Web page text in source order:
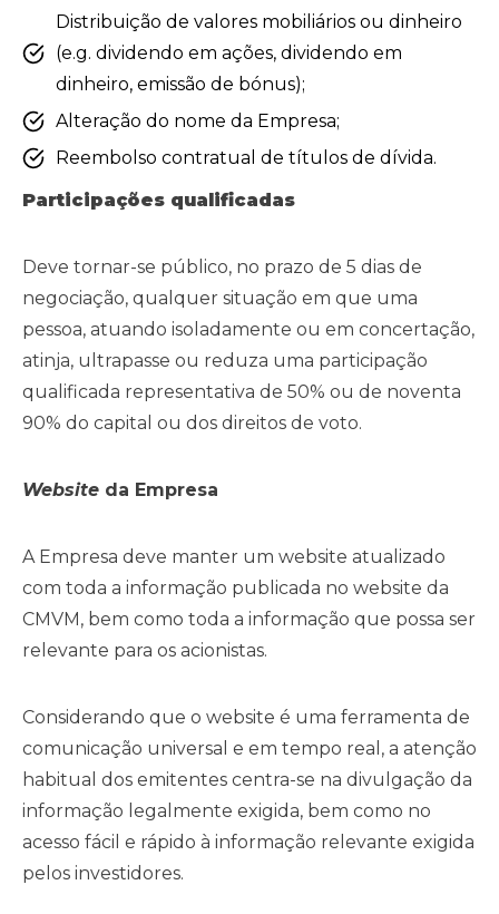
Distribuição de valores mobiliários ou dinheiro
(e.g. dividendo em ações, dividendo em
dinheiro, emissão de bónus);
Alteração do nome da Empresa;
Reembolso contratual de títulos de dívida.
Participações qualificadas
Deve tornar-se público, no prazo de 5 dias de
negociação, qualquer situação em que uma
pessoa, atuando isoladamente ou em concertação,
atinja, ultrapasse ou reduza uma participação
qualificada representativa de 50% ou de noventa
90% do capital ou dos direitos de voto.
Website da Empresa
A Empresa deve manter um website atualizado
com toda a informação publicada no website da
CMVM, bem como toda a informação que possa ser
relevante para os acionistas.
Considerando que o website é uma ferramenta de
comunicação universal e em tempo real, a atenção
habitual dos emitentes centra-se na divulgação da
informação legalmente exigida, bem como no
acesso fácil e rápido à informação relevante exigida
pelos investidores.